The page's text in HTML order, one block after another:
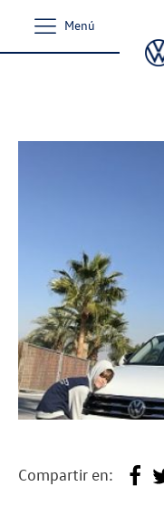
Menú
Compartir en: